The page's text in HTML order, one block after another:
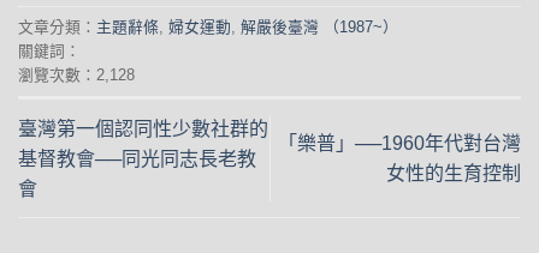
文章分類： 主題辭條 婦女運動 解嚴後臺灣 （1987~）
關鍵詞：
瀏覽次數：2,128
臺灣第一個認同性少數社群的
基督教會──同光同志長老教
會
「樂普」──1960年代對台灣
女性的生育控制